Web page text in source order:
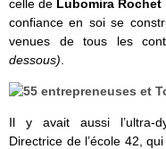
celle de Lubomira Rochet
confiance en soi se
venues de tous les
dessous)
Il y avait aussi l’ultra-
Directrice de l’école 42,